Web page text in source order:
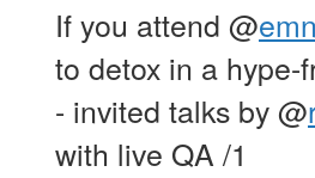
If you attend @
to detox in a hype-
- invited talks by@
with live QA /1